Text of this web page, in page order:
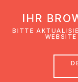
IHR
BITTE